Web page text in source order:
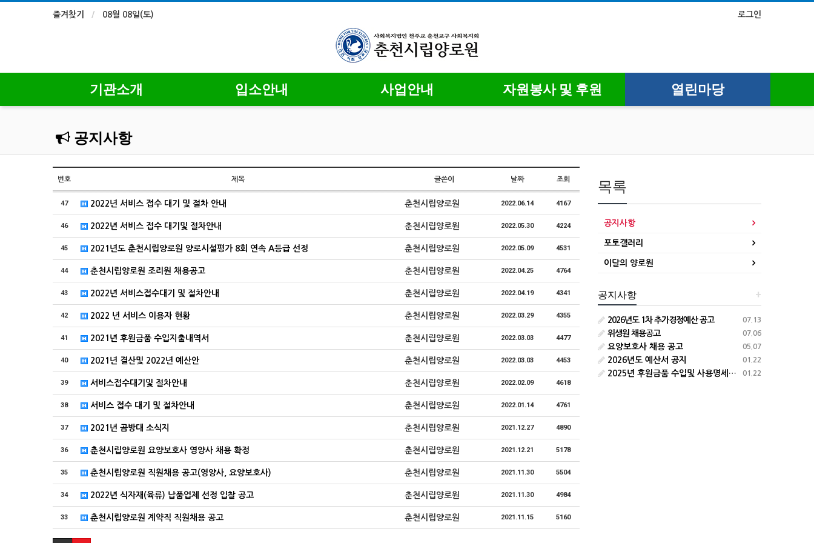
즐겨찾기 08월 08일(토) 로그인
기관소개 입소안내 사업안내 자원봉사 및 후원 열린마당
공지사항
번호 제목 글쓴이 날짜 조회
47 2022년 서비스 접수 대기 및 절차 안내 춘천시립양로원 2022.06.14 4167
46 2022년 서비스 접수 대기및 절차안내 춘천시립양로원 2022.05.30 4224
45 2021년도 춘천시립양로원 양로시설평가 8회 연속 A등급 선정 춘천시립양로원 2022.05.09 4531
44 춘천시립양로원 조리원 채용공고 춘천시립양로원 2022.04.25 4764
43 2022년 서비스접수대기 및 절차안내 춘천시립양로원 2022.04.19 4341
42 2022 년 서비스 이용자 현황 춘천시립양로원 2022.03.29 4355
41 2021년 후원금품 수입지출내역서 춘천시립양로원 2022.03.03 4477
40 2021년 결산및 2022년 예산안 춘천시립양로원 2022.03.03 4453
39 서비스접수대기및 절차안내 춘천시립양로원 2022.02.09 4618
38 서비스 접수 대기 및 절차안내 춘천시립양로원 2022.01.14 4761
37 2021년 곰방대 소식지 춘천시립양로원 2021.12.27 4890
36 춘천시립양로원 요양보호사 영양사 채용 확정 춘천시립양로원 2021.12.21 5178
35 춘천시립양로원 직원채용 공고(영양사, 요양보호사) 춘천시립양로원 2021.11.30 5504
34 2022년 식자재(육류) 납품업제 선정 입찰 공고 춘천시립양로원 2021.11.30 4984
33 춘천시립양로원 계약직 직원채용 공고 춘천시립양로원 2021.11.15 5160
목록
공지사항
포토갤러리
이달의 양로원
+
공지사항
07.13
2026년도 1차 추가경정예산 공고
07.06
위생원 채용공고
05.07
요양보호사 채용 공고
01.22
2026년도 예산서 공지
01.22
2025년 후원금품 수입및 사용명세서 공지